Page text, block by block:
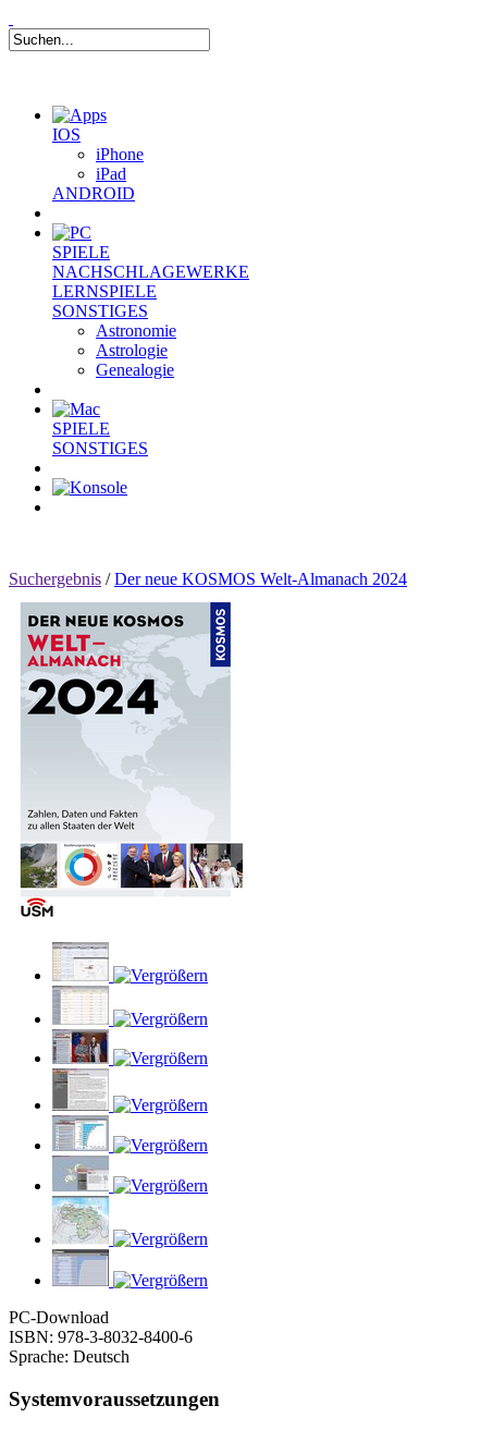
IOS
iPhone
iPad
ANDROID
SPIELE
NACHSCHLAGEWERKE
LERNSPIELE
SONSTIGES
Astronomie
Astrologie
Genealogie
SPIELE
SONSTIGES
Suchergebnis /Der neue KOSMOS Welt-Almanach 2024
PC-Download
ISBN: 978-3-8032-8400-6
Sprache: Deutsch
Systemvoraussetzungen